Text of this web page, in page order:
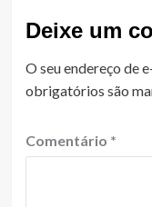
Deixe um
O seu endereço de
obrigatórios são
Comentário *